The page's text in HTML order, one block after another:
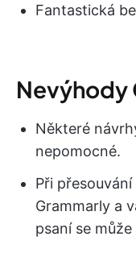
Fantastická
Nevýhody
Některé
nepomocné.
Při
Grammarly a
psaní se